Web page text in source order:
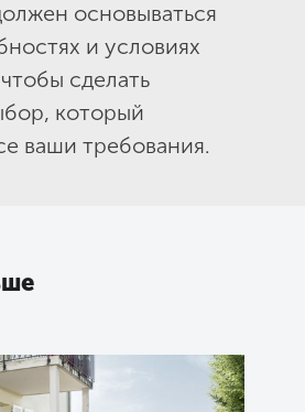
основываться
и условиях
сделать
который
ваши требования.